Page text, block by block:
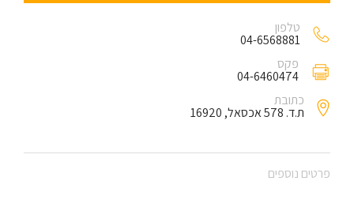
טלפון
04-6568881
פקס
04-6460474
כתובת
ת.ד. 578 אכסאל, 16920
פרטים נוספים